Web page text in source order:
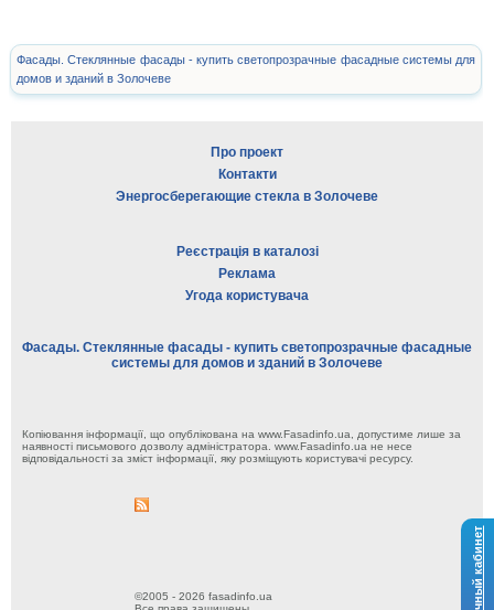
Личный кабинет
Фасады. Стеклянные фасады - купить светопрозрачные фасадные системы для
домов и зданий в Золочеве
Про проект
Контакти
Энергосберегающие стекла в Золочеве
Реєстрація в каталозі
Реклама
Угода користувача
Фасады. Стеклянные фасады - купить светопрозрачные фасадные
системы для домов и зданий в Золочеве
Копіювання інформації, що опублікована на www.Fasadinfo.ua, допустиме лише за
наявності письмового дозволу адміністратора. www.Fasadinfo.ua не несе
відповідальності за зміст інформації, яку розміщують користувачі ресурсу.
©2005 - 2026 fasadinfo.ua